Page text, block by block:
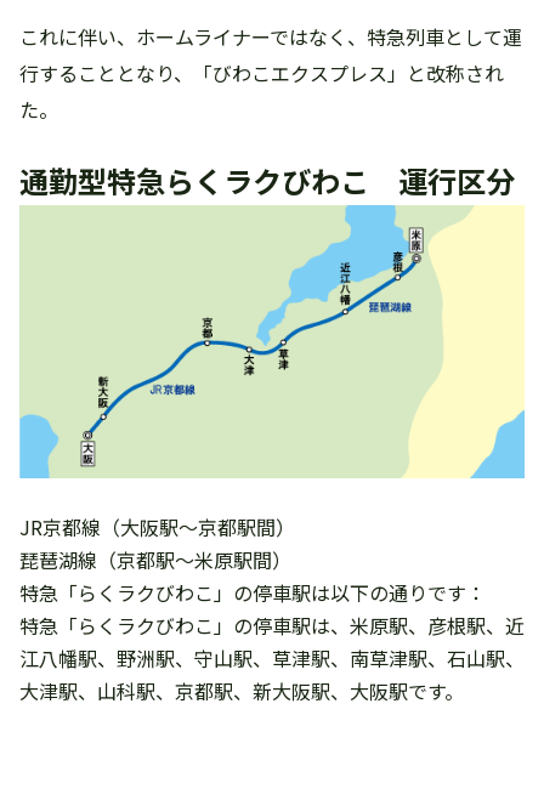
これに伴い、ホームライナーではなく、特急列車として運
行することとなり、「びわこエクスプレス」と改称され
た。
通勤型特急らくラクびわこ 運行区分
JR京都線 （大阪駅～京都駅間）
琵琶湖線 （京都駅～米原駅間）
特急「らくラクびわこ」の停車駅は以下の通りです：
特急「らくラクびわこ」の停車駅は、米原駅、彦根駅、近
江八幡駅、野洲駅、守山駅、草津駅、南草津駅、石山駅、
大津駅、山科駅、京都駅、新大阪駅、大阪駅です。